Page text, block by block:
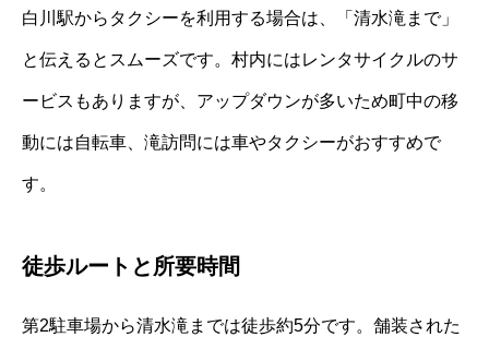
白川駅からタクシーを利用する場合は、「清水滝まで」
と伝えるとスムーズです。村内にはレンタサイクルのサ
ービスもありますが、アップダウンが多いため町中の移
動には自転車、滝訪問には車やタクシーがおすすめで
す。
徒歩ルートと所要時間
第2駐車場から清水滝までは徒歩約5分です。舗装された